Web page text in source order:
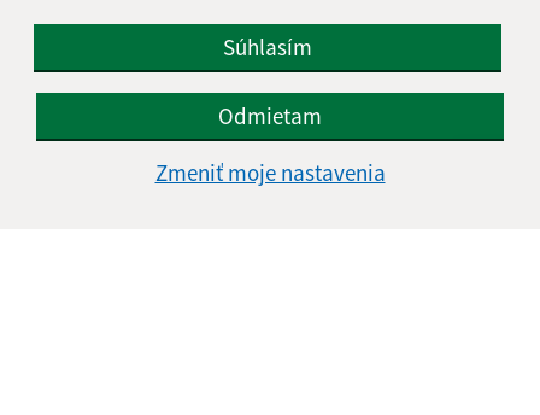
Súhlasím
Odmietam
Zmeniť moje nastavenia